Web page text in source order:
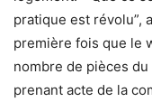
pratique est révolu”,
première fois que le
nombre de pièces du
prenant acte de la